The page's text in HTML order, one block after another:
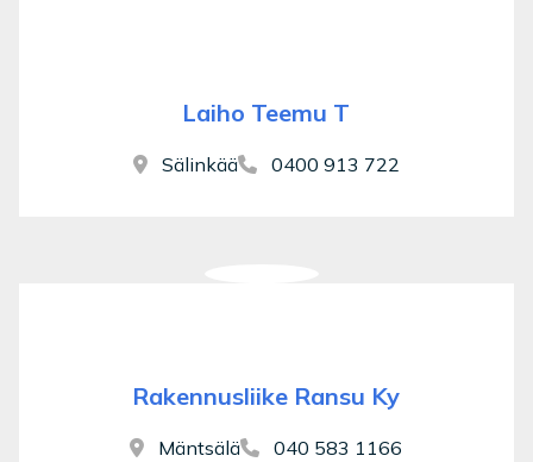
Laiho Teemu T
Sälinkää 0400 913 722
Rakennusliike Ransu Ky
Mäntsälä 040 583 1166